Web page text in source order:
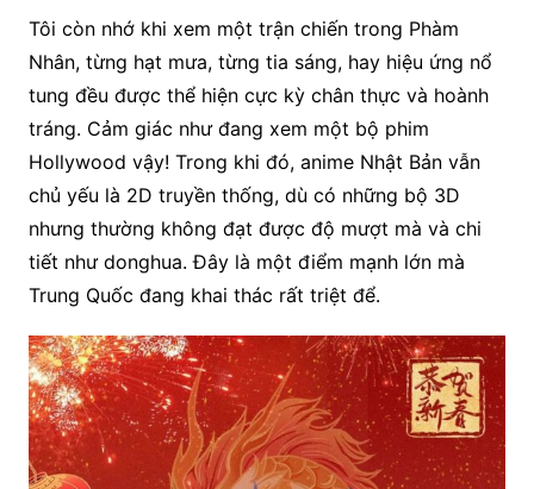
Tôi còn nhớ khi xem một trận chiến trong Phàm
Nhân, từng hạt mưa, từng tia sáng, hay hiệu ứng nổ
tung đều được thể hiện cực kỳ chân thực và hoành
tráng. Cảm giác như đang xem một bộ phim
Hollywood vậy! Trong khi đó, anime Nhật Bản vẫn
chủ yếu là 2D truyền thống, dù có những bộ 3D
nhưng thường không đạt được độ mượt mà và chi
tiết như donghua. Đây là một điểm mạnh lớn mà
Trung Quốc đang khai thác rất triệt để.